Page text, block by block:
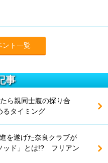
ント一覧
事
ら親同士腹の探り合
タイミング
を遂げた奈良クラブが
ッド」とは!? フリアン